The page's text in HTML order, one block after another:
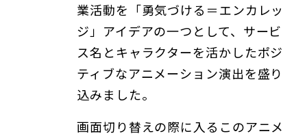
業活動を「勇気づける＝エンカレッ
ジ」アイデアの一つとして、サービ
ス名とキャラクターを活かしたポジ
ティブなアニメーション演出を盛り
込みました。
画面切り替えの際に入るこのアニメ